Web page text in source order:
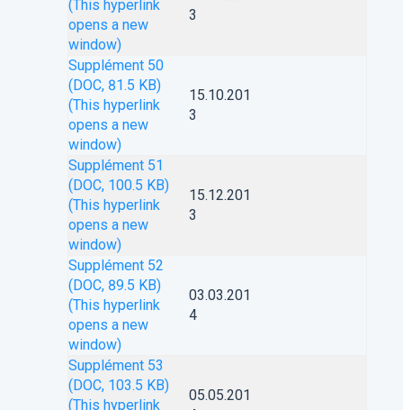
(This hyperlink
opens a new
window)
3
Supplément 50
(DOC, 81.5 KB)
(This hyperlink
opens a new
window)
15.10.201
3
Supplément 51
(DOC, 100.5 KB)
(This hyperlink
opens a new
window)
15.12.201
3
Supplément 52
(DOC, 89.5 KB)
(This hyperlink
opens a new
window)
03.03.201
4
Supplément 53
(DOC, 103.5 KB)
(This hyperlink
05.05.201